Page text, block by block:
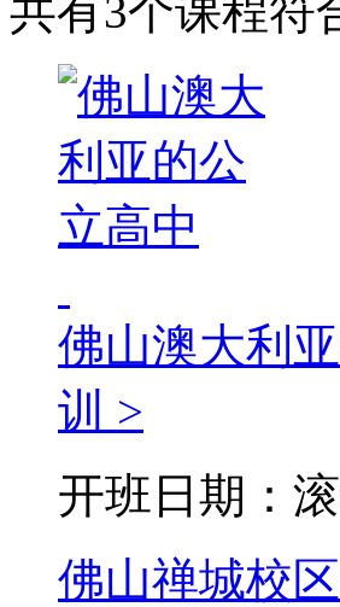
共有3个课程符
佛山澳大利
训 >
开班日期：
佛山禅城校区